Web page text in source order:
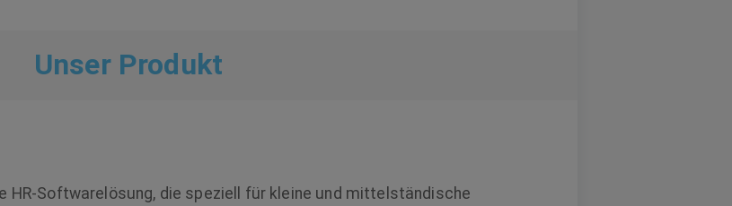
Unser Produkt
HR-Softwarelösung, die speziell für kleine und mittelständische